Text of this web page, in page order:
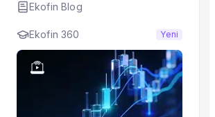
Ekofin Blog
Ekofin 360 Yeni